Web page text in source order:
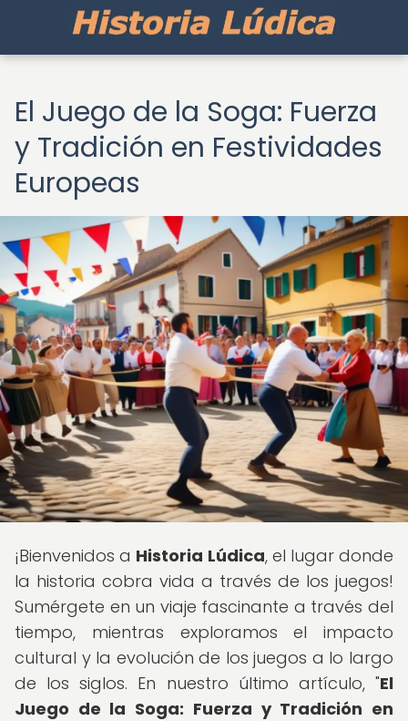
El Juego de la Soga: Fuerza
y Tradición en Festividades
Europeas
¡Bienvenidos a Historia Lúdica, el lugar donde
la historia cobra vida a través de los juegos!
Sumérgete en un viaje fascinante a través del
tiempo, mientras exploramos el impacto
cultural y la evolución de los juegos a lo largo
de los siglos. En nuestro último artículo, "El
Juego de la Soga: Fuerza y Tradición en